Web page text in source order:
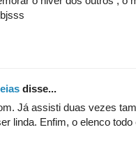
disse...
Já assisti duas vezes
linda. Enfim, o elenco todo